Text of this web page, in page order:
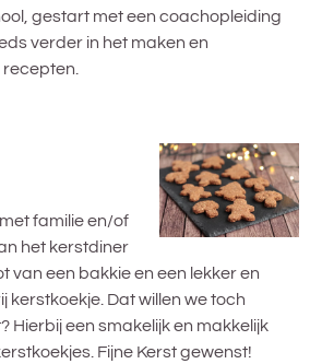
gestart met een coachopleiding
verder in het maken en
familie en/of
het kerstdiner
van een bakkie en een lekker en
kerstkoekje. Dat willen we toch
Hierbij een smakelijk en makkelijk
Fijne Kerst gewenst!